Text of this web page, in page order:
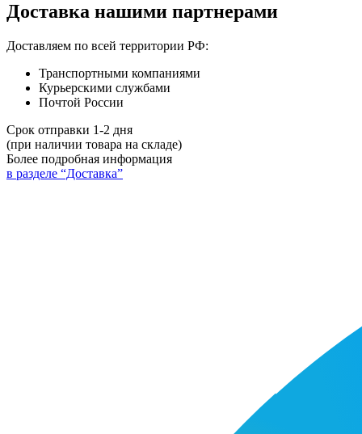
Доставка нашими партнерами
Доставляем по всей территории РФ:
Транспортными компаниями
Курьерскими службами
Почтой России
Срок отправки 1-2 дня
(при наличии товара на складе)
Более подробная информация
в разделе “Доставка”